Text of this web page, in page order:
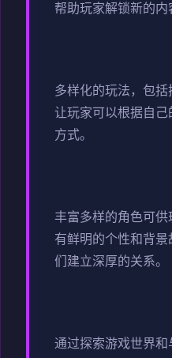
帮助玩家解锁新的内
多样化的玩法，包括
让玩家可以根据自
方式。
丰富多样的角色可
有鲜明的个性和背
们建立深厚的关系。
通过探索游戏世界